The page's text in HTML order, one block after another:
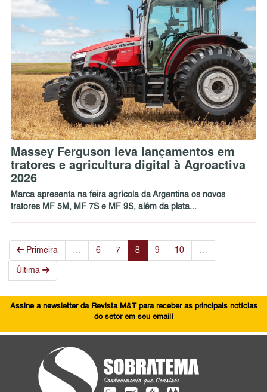
Massey Ferguson leva lançamentos em
tratores e agricultura digital à Agroactiva
2026
Marca apresenta na feira agrícola da Argentina os novos
tratores MF 5M, MF 7S e MF 9S, além da plata...
Primeira 6 7 8 9 10
Última
Assine a newsletter da Revista M&T para receber as principais notícias
do setor em seu email!